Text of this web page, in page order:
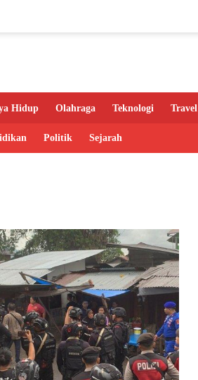
Hidup Olahraga Teknologi Travel
Politik Sejarah